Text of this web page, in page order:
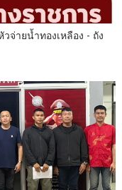
จ่ายน้ำทองเหลือง - ถัง